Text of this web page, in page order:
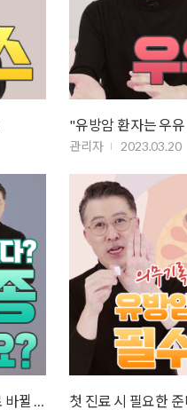
관리자 2023.03.20
섬유선종, 꼭 제거해야 한다 vs 안 해도 된다 (유방암으로 바뀔 위험) 첫 진료 시 필요한